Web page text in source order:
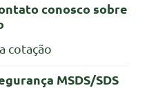
conosco sobre
cotação
MSDS/SDS